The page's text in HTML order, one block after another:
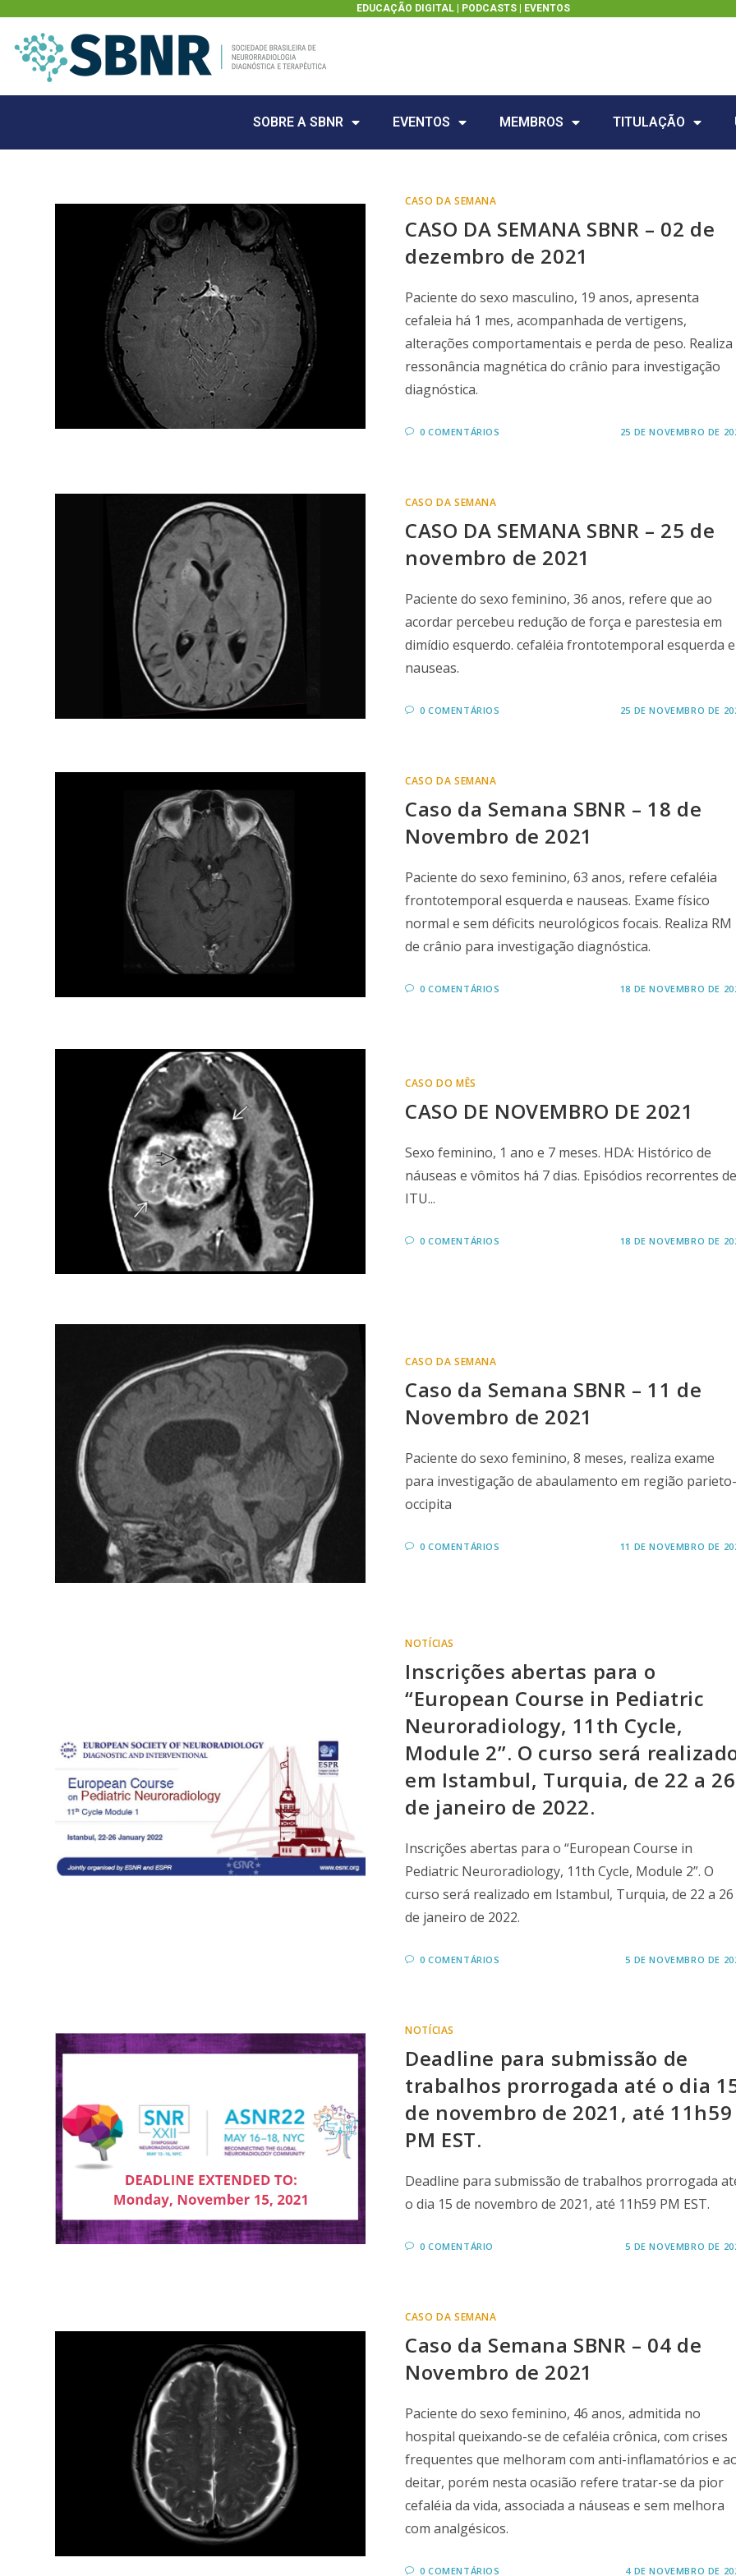
EDUCAÇÃO DIGITAL | PODCASTS EVENTOS
SOBRE A SBNR EVENTOS MEMBROS TITULAÇÃO
CASO DA SEMANA
CASO DA SEMANA SBNR – 02 de
dezembro de 2021
Paciente do sexo masculino, 19 anos, apresenta
cefaleia há 1 mes, acompanhada de vertigens,
alterações comportamentais e perda de peso. Realiza
ressonância magnética do crânio para investigação
diagnóstica.
0 COMENTÁRIOS 25 DE NOVEMBRO DE
CASO DA SEMANA
CASO DA SEMANA SBNR – 25 de
novembro de 2021
Paciente do sexo feminino, 36 anos, refere que ao
acordar percebeu redução de força e parestesia em
dimídio esquerdo. cefaléia frontotemporal esquerda e
nauseas.
0 COMENTÁRIOS 25 DE NOVEMBRO DE
CASO DA SEMANA
Caso da Semana SBNR – 18 de
Novembro de 2021
Paciente do sexo feminino, 63 anos, refere cefaléia
frontotemporal esquerda e nauseas. Exame físico
normal e sem déficits neurológicos focais. Realiza RM
de crânio para investigação diagnóstica.
0 COMENTÁRIOS 18 DE NOVEMBRO DE
CASO DO MÊS
CASO DE NOVEMBRO DE 2021
Sexo feminino, 1 ano e 7 meses. HDA: Histórico de
náuseas e vômitos há 7 dias. Episódios recorrentes
ITU...
0 COMENTÁRIOS 18 DE NOVEMBRO DE
CASO DA SEMANA
Caso da Semana SBNR – 11 de
Novembro de 2021
Paciente do sexo feminino, 8 meses, realiza exame
para investigação de abaulamento em região
occipita
0 COMENTÁRIOS 11 DE NOVEMBRO DE
NOTÍCIAS
Inscrições abertas para o
“European Course in Pediatric
Neuroradiology, 11th Cycle,
Module 2”. O curso será
em Istambul, Turquia, de 22 a 26
de janeiro de 2022.
Inscrições abertas para o “European Course in
Pediatric Neuroradiology, 11th Cycle, Module 2”. O
curso será realizado em Istambul, Turquia, de 22 a 26
de janeiro de 2022.
0 COMENTÁRIOS 5 DE NOVEMBRO DE
NOTÍCIAS
Deadline para submissão de
trabalhos prorrogada até o dia
de novembro de 2021, até 11h59
PM EST.
Deadline para submissão de trabalhos prorrogada
o dia 15 de novembro de 2021, até 11h59 PM EST.
0 COMENTÁRIO 5 DE NOVEMBRO DE
CASO DA SEMANA
Caso da Semana SBNR – 04 de
Novembro de 2021
Paciente do sexo feminino, 46 anos, admitida no
hospital queixando-se de cefaléia crônica, com crises
frequentes que melhoram com anti-inflamatórios e
deitar, porém nesta ocasião refere tratar-se da pior
cefaléia da vida, associada a náuseas e sem melhora
com analgésicos.
0 COMENTÁRIOS 4 DE NOVEMBRO DE